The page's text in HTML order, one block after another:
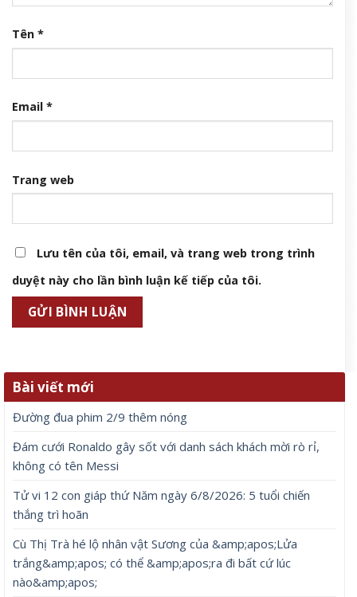
Tên *
Email *
Trang web
Lưu tên của tôi, email, và trang web trong trình
duyệt này cho lần bình luận kế tiếp của tôi.
Bài viết mới
Đường đua phim 2/9 thêm nóng
Đám cưới Ronaldo gây sốt với danh sách khách mời rò rỉ,
không có tên Messi
Tử vi 12 con giáp thứ Năm ngày 6/8/2026: 5 tuổi chiến
thắng trì hoãn
Cù Thị Trà hé lộ nhân vật Sương của &amp;apos;Lửa
trắng&amp;apos; có thể &amp;apos;ra đi bất cứ lúc
nào&amp;apos;